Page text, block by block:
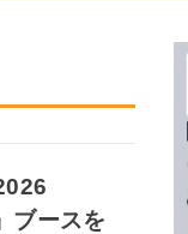
ブースを